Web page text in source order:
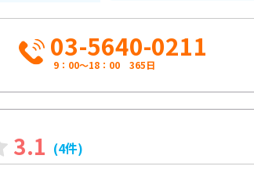
03-5640-0211
9：00～18：00 365日
3.1 (4件)